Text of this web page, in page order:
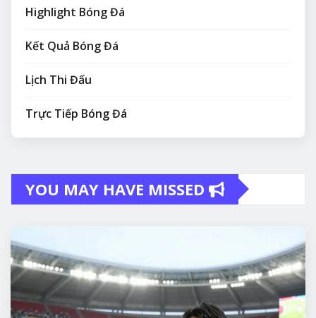
Highlight Bóng Đá
Kết Quả Bóng Đá
Lịch Thi Đấu
Trực Tiếp Bóng Đá
YOU MAY HAVE MISSED